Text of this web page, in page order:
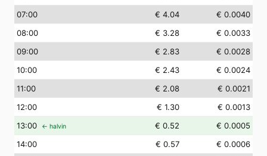
07:00 € 4.04
€ 0.0040
08:00 € 3.28
€ 0.0033
09:00 € 2.83
€ 0.0028
10:00 € 2.43
€ 0.0024
11:00 € 2.08
€ 0.0021
12:00 € 1.30
€ 0.0013
13:00 ← halvin € 0.52
€ 0.0005
14:00 € 0.57
€ 0.0006